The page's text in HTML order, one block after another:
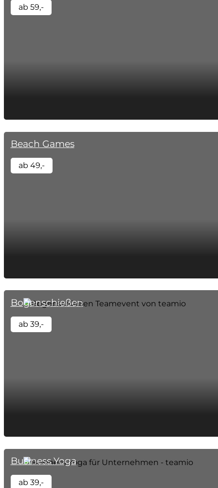
ab 59,-
Beach Games
ab 49,-
Bogenschießen
ab 39,-
Business Yoga
ab 39,-